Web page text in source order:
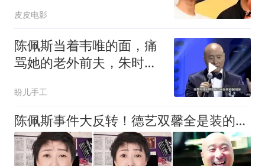
皮皮电影
陈佩斯当着韦唯的面，痛
骂她的老外前夫，朱时茂
盼儿手工
陈佩斯事件大反转！德艺双馨全是装的？潘婕辟谣，真相让全网脸红